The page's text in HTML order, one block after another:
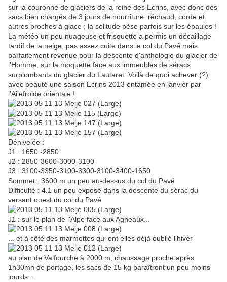
sur la couronne de glaciers de la reine des Ecrins, avec donc des
sacs bien chargés de 3 jours de nourriture, réchaud, corde et
autres broches à glace ; la solitude pèse parfois sur les épaules !
La météo un peu nuageuse et frisquette a permis un décaillage
tardif de la neige, pas assez cuite dans le col du Pavé mais
parfaitement revenue pour la descente d'anthologie du glacier de
l'Homme, sur la moquette face aux immeubles de séracs
surplombants du glacier du Lautaret. Voilà de quoi achever (?)
avec beauté une saison Ecrins 2013 entamée en janvier par
l'Ailefroide orientale !
Dénivelée :
J1 : 1650 -2850
J2 : 2850-3600-3000-3100
J3 : 3100-3350-3100-3300-3100-3400-1650
Sommet : 3600 m un peu au-dessus du col du Pavé
Difficulté : 4.1 un peu exposé dans la descente du sérac du
versant ouest du col du Pavé
J1 : sur le plan de l'Alpe face aux Agneaux...
... et à côté des marmottes qui ont elles déjà oublié l'hiver
au plan de Valfourche à 2000 m, chaussage proche après
1h30mn de portage, les sacs de 15 kg paraîtront un peu moins
lourds...